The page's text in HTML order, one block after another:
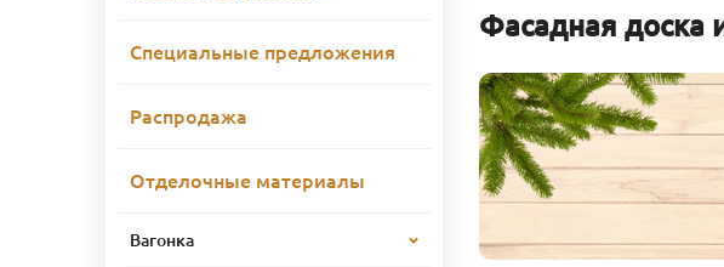
Фасадная доска
Специальные предложения
Распродажа
Отделочные материалы
Вагонка